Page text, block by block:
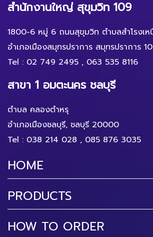
สำนักงานใหญ่ สุขุมวิท 109
1800-6 หมู่ 6 ถนนสุขุมวิท ตำบลสำโรงเห
อำเภอเมืองสมุทรปราการ สมุทรปราการ
Tel : 02 749 2495 , 063 535 8116
สาขา 1 อมตะนคร ชลบุรี
ตำบล คลองตำหรุ
อำเภอเมืองชลบุรี, ชลบุรี 20000
Tel : 038 214 028 , 085 876 3035
HOME
PRODUCTS
HOW TO ORDER